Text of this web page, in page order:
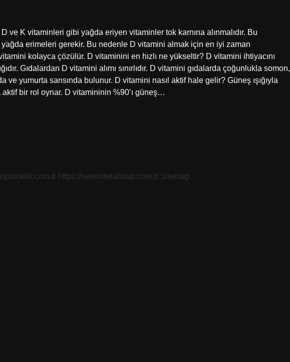
ve K vitaminleri gibi yağda eriyen vitaminler tok karnına alınmalıdır. Bu
erimeleri gerekir. Bu nedenle D vitamini almak için en iyi zaman
kolayca çözülür. D vitaminini en hızlı ne yükseltir? D vitamini ihtiyacını
Gıdalardan D vitamini alımı sınırlıdır. D vitamini gıdalarda çoğunlukla somon,
ve yumurta sarısında bulunur. D vitamini nasıl aktif hale gelir? Güneş ışığıyla
bir rol oynar. D vitamininin %90’ı güneş…
https://serenderahsap.com.tr Sitemap